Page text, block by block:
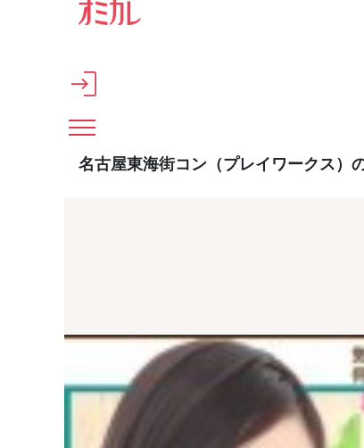
メインコンテンツへスキップ
名古屋東海街コン（プレイワークス）